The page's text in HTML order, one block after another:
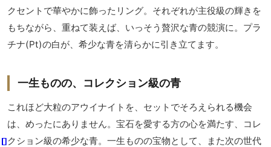
クセントで華やかに飾ったリング。それぞれが主役級の輝きを
もちながら、重ねて装えば、いっそう贅沢な青の競演に。プラ
チナ(Pt)の白が、希少な青を清らかに引き立てます。
一生ものの、コレクション級の青
これほど大粒のアウイナイトを、セットでそろえられる機会
は、めったにありません。宝石を愛する方の心を満たす、コレ
クション級の希少な青。一生ものの宝物として、また次の世代